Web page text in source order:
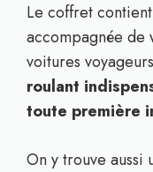
Le coffret
accompagnée de
voitures
roulant
toute première
On y trouve aussi